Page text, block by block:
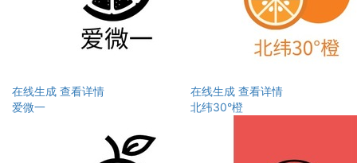
在线生成 查看详情
爱微一
在线生成 查看详情
北纬30°橙